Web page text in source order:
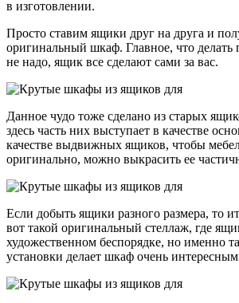
в изготовлении.
Просто ставим ящики друг на друга и
оригинальный шкаф. Главное, что делать
не надо, ящик все сделают сами за вас.
Данное чудо тоже сделано из старых
здесь часть них выступает в качестве
качестве выдвижных ящиков, чтобы
оригинально, можно выкрасить ее
Если добыть ящики разного размера, то
вот такой оригинальный стеллаж, где
художественном беспорядке, но именно
установки делает шкаф очень